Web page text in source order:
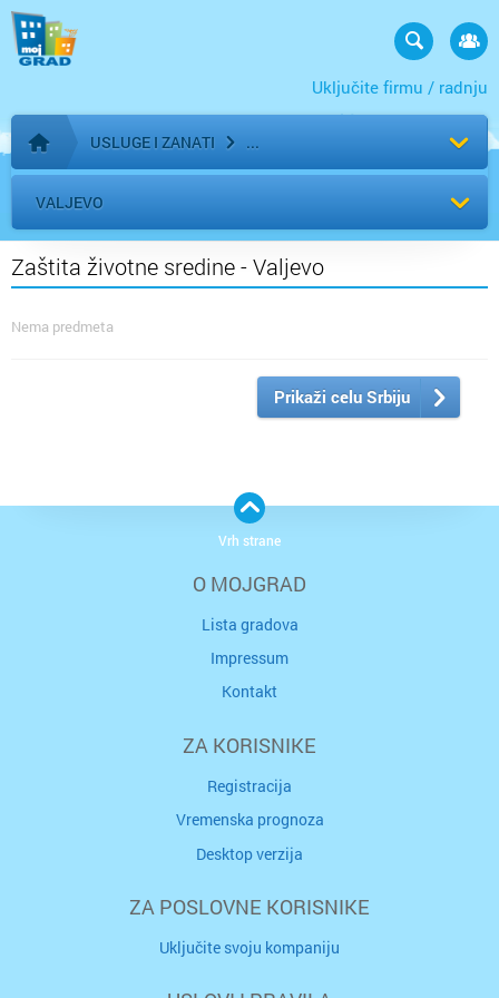
Uključite firmu / radnju
Početna stranica
USLUGE I ZANATI
VALJEVO
Zaštita životne sredine - Valjevo
Nema predmeta
Prikaži celu Srbiju
O MOJGRAD
Lista gradova
Impressum
Kontakt
ZA KORISNIKE
Registracija
Vremenska prognoza
Desktop verzija
ZA POSLOVNE KORISNIKE
Uključite svoju kompaniju
Vrh strane